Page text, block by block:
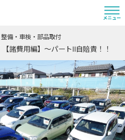
整備・車検・部品取付
費用編】～パートⅡ自賠責！！